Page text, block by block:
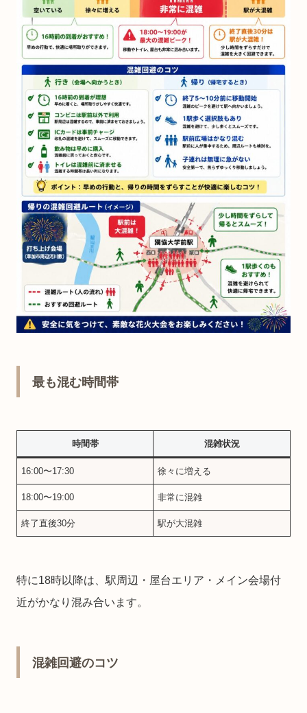
最も混む時間帯
時間帯 混雑状況
16:00〜17:30 徐々に増える
18:00〜19:00 非常に混雑
終了直後30分 駅が大混雑
特に18時以降は、駅周辺・屋台エリア・メイン会場付
近がかなり混み合います。
混雑回避のコツ